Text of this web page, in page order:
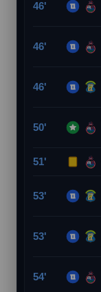
46'
46'
46'
50'
51'
53'
53'
54'